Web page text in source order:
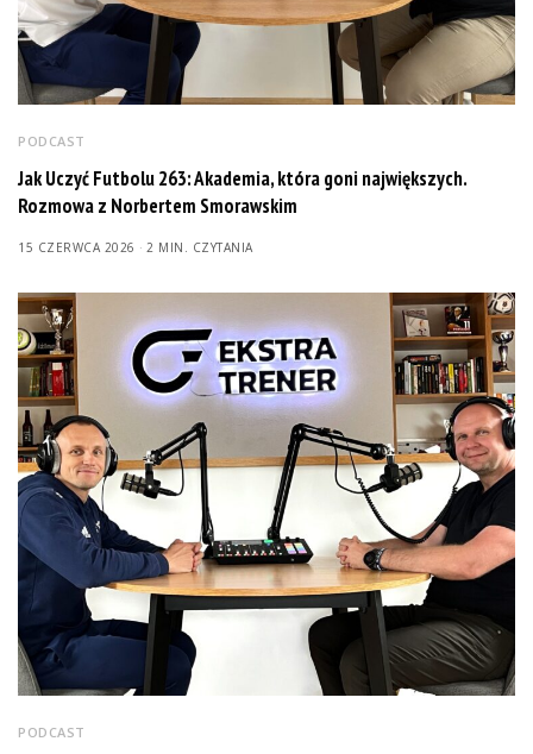
PODCAST
Jak Uczyć Futbolu 263: Akademia, która goni największych.
Rozmowa z Norbertem Smorawskim
15 CZERWCA 2026 2 MIN. CZYTANIA
PODCAST